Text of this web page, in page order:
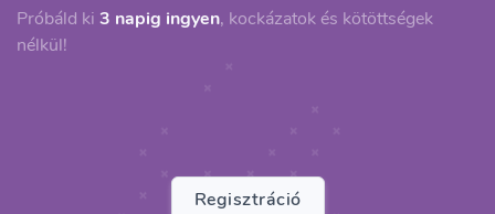
Próbáld ki 3 napig ingyen, kockázatok és kötöttségek
nélkül!
Regisztráció